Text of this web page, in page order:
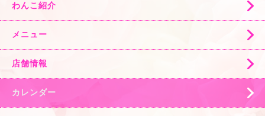
わんこ紹介
メニュー
店舗情報
カレンダー